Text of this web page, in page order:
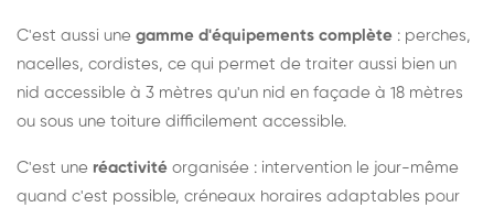
C'est aussi une gamme d'équipements complète : perches,
nacelles, cordistes, ce qui permet de traiter aussi bien un
nid accessible à 3 mètres qu'un nid en façade à 18 mètres
ou sous une toiture difficilement accessible.
C'est une réactivité organisée : intervention le jour-même
quand c'est possible, créneaux horaires adaptables pour